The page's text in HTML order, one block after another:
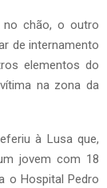
no chão, o outro
de internamento
elementos do
na zona da
à Lusa que,
jovem com 18
o Hospital Pedro